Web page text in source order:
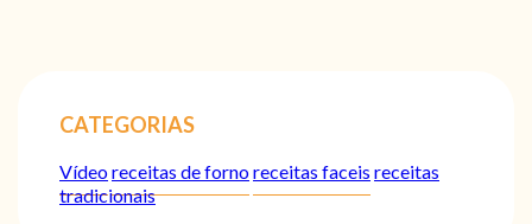
CATEGORIAS
Vídeoreceitas de fornoreceitas faceis receitas
tradicionais